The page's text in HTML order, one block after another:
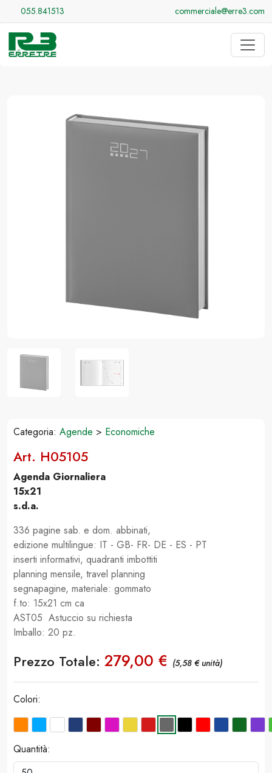
055.841513 commerciale@erre3.com
Categoria: Agende > Economiche
Art. H05105
Agenda Giornaliera
15x21
s.d.a.
336 pagine sab. e dom. abbinati,
edizione multilingue: IT - GB- FR- DE - ES - PT
inserti informativi, quadranti imbottiti
planning mensile, travel planning
segnapagine, materiale: gommato
f.to: 15x21 cm ca
AST05 Astuccio su richiesta
Imballo: 20 pz.
Prezzo Totale: 279,00 € (5,58 € unità)
Colori:
Quantità: